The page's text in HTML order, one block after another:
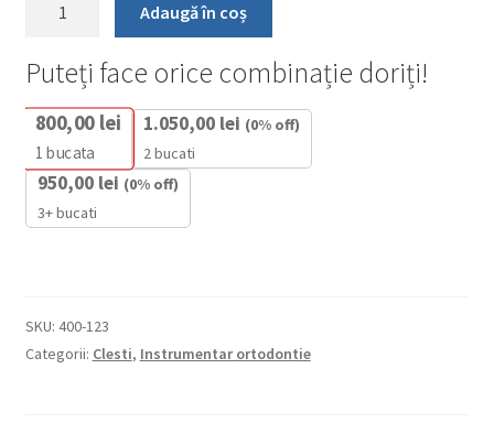
Plier
Adaugă în coș
Puteți face orice combinație doriți!
800,00 lei
1 bucata
1.050,00 lei (0% off)
2 bucati
950,00 lei (0% off)
3+ bucati
SKU: 400-123
Categorii: Clesti, Instrumentar ortodontie